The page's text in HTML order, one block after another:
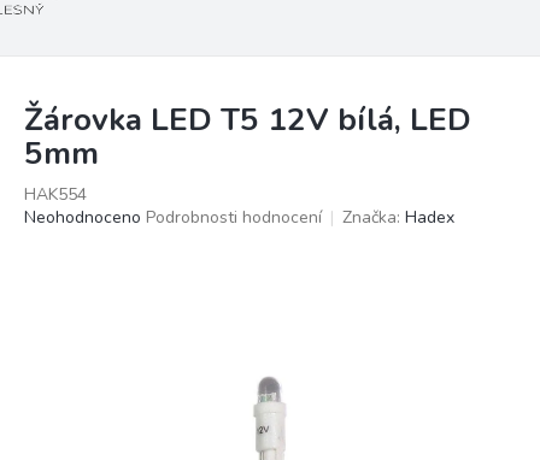
Žárovka LED T5 12V bílá, LED
5mm
HAK554
Průměrné
Neohodnoceno Podrobnosti hodnocení Značka: Hadex